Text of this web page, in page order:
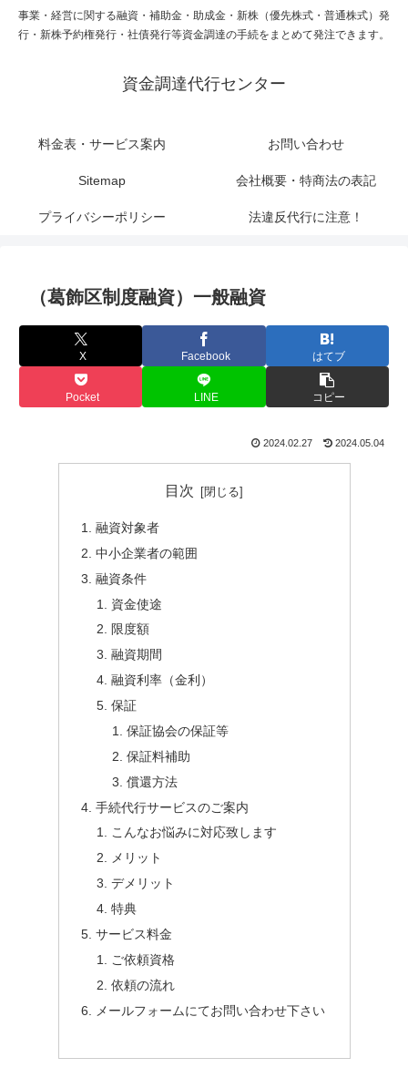
事業・経営に関する融資・補助金・助成金・新株（優先株式・普通株式）発
行・新株予約権発行・社債発行等資金調達の手続をまとめて発注できます。
資金調達代行センター
料金表・サービス案内 お問い合わせ
Sitemap 会社概要・特商法の表記
プライバシーポリシー 法違反代行に注意！
（葛飾区制度融資）一般融資
X Facebook はてブ
Pocket LINE コピー
2024.02.27 2024.05.04
目次
融資対象者
中小企業者の範囲
融資条件
資金使途
限度額
融資期間
融資利率（金利）
保証
保証協会の保証等
保証料補助
償還方法
手続代行サービスのご案内
こんなお悩みに対応致します
メリット
デメリット
特典
サービス料金
ご依頼資格
依頼の流れ
メールフォームにてお問い合わせ下さい